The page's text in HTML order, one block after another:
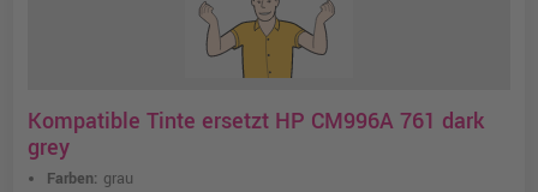
Kompatible Tinte ersetzt HP CM996A 761 dark
grey
Farben: grau